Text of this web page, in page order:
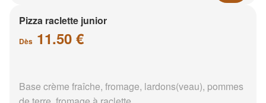
Pizza raclette junior
Dès 11.50 €
Base crème fraîche, fromage, lardons(veau), pommes